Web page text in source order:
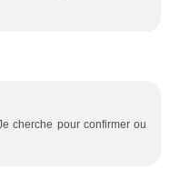
cherche pour confirmer ou